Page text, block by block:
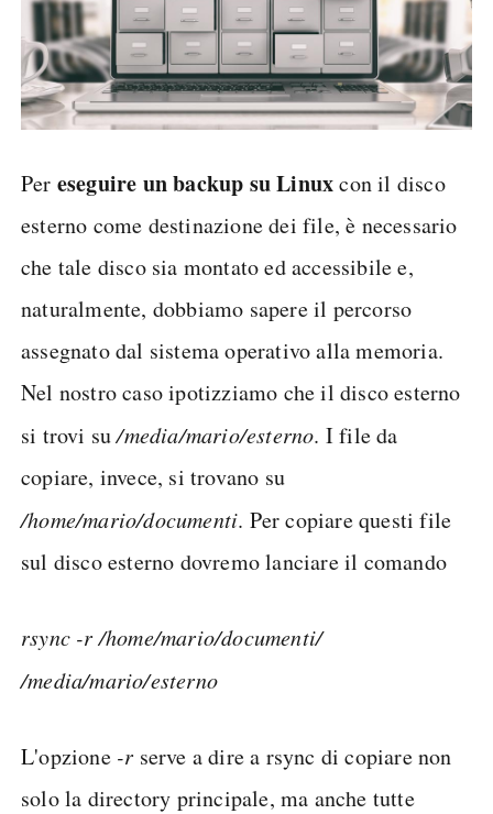
Per eseguire un backup su Linuxcon il disco
esterno come destinazione dei file, è necessario
che tale disco sia montato ed accessibile e,
naturalmente, dobbiamo sapere il percorso
assegnato dal sistema operativo alla memoria.
Nel nostro caso ipotizziamo che il disco esterno
si trovi su/media/mario/esterno. I file da
copiare, invece, si trovano su
/home/mario/documenti. Per copiare questi file
sul disco esterno dovremo lanciare il comando
rsync -r /home/mario/documenti/
/media/mario/esterno
L'opzione -r serve a dire a rsync di copiare non
solo la directory principale, ma anche tutte